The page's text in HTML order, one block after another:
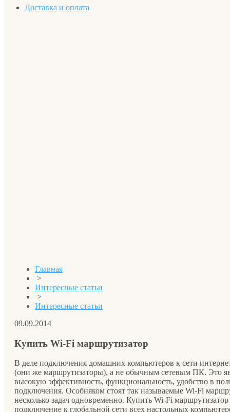
Доставка и оплата
Главная
>
Интересные статьи
>
Интересные статьи
09.09.2014
Купить Wi-Fi маршрутизатор
В деле подключения домашних компьютеров к сети
(они же маршрутизаторы), а не обычным сетевым ПК. Это
высокую эффективность, функциональность, удобство в
подключения. Особняком стоят так называемые Wi-Fi
несколько задач одновременно. Купить Wi-Fi
подключение к глобальной сети всех настольных